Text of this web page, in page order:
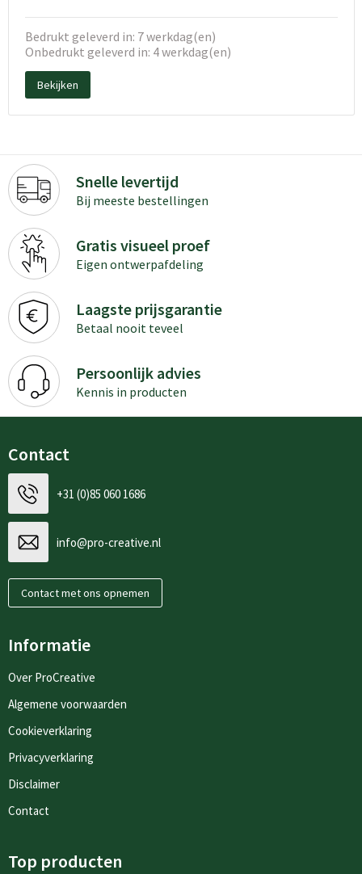
Bedrukt geleverd in: 7 werkdag(en)
Onbedrukt geleverd in: 4 werkdag(en)
Bekijken
Snelle levertijd
Bij meeste bestellingen
Gratis visueel proef
Eigen ontwerpafdeling
Laagste prijsgarantie
Betaal nooit teveel
Persoonlijk advies
Kennis in producten
Contact
+31 (0)85 060 1686
info@pro-creative.nl
Contact met ons opnemen
Informatie
Over ProCreative
Algemene voorwaarden
Cookieverklaring
Privacyverklaring
Disclaimer
Contact
Top producten